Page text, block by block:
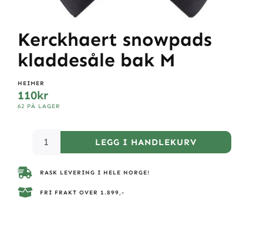
Kerckhaert snowpads
kladdesåle bak M
HEIMER
110kr
62 PÅ LAGER
LEGG I HANDLEKURV
RASK LEVERING I HELE NORGE!
FRI FRAKT OVER 1.899,-